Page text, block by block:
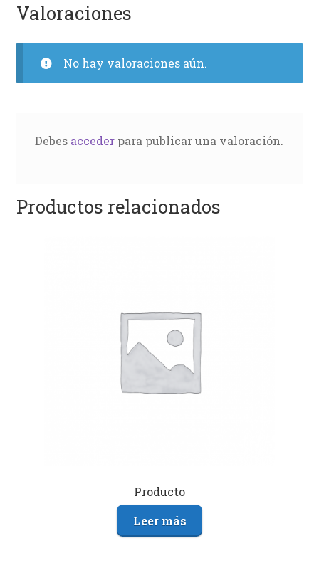
Valoraciones
No hay valoraciones aún.
Debes accederpara publicar una valoración.
Productos relacionados
Producto
Leer más